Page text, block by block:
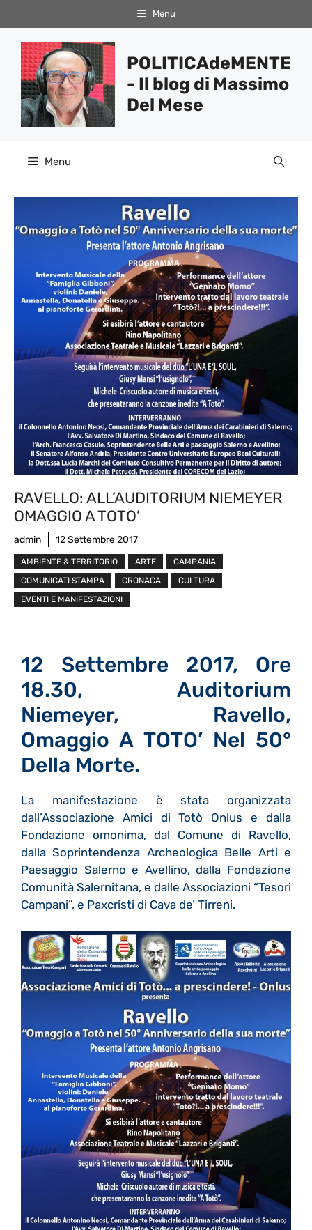
al
contenuto
Menu
POLITICAdeMENTE
- Il blog di Massimo
Del Mese
Menu
RAVELLO: ALL’AUDITORIUM NIEMEYER
OMAGGIO A TOTO’
admin 12 Settembre 2017
AMBIENTE & TERRITORIO ARTE
CAMPANIA
COMUNICATI STAMPA
CRONACA
CULTURA
EVENTI E MANIFESTAZIONI
12 Settembre 2017, Ore
18.30, Auditorium
Niemeyer, Ravello,
Omaggio A TOTO’ Nel 50°
Della Morte.
La manifestazione è stata organizzata
dall’Associazione Amici di Totò Onlus e dalla
Fondazione omonima, dal Comune di Ravello,
dalla Soprintendenza Archeologica Belle Arti e
Paesaggio Salerno e Avellino, dalla Fondazione
Comunità Salernitana, e dalle Associazioni “Tesori
Campani”, e Paxcristi di Cava de’ Tirreni.